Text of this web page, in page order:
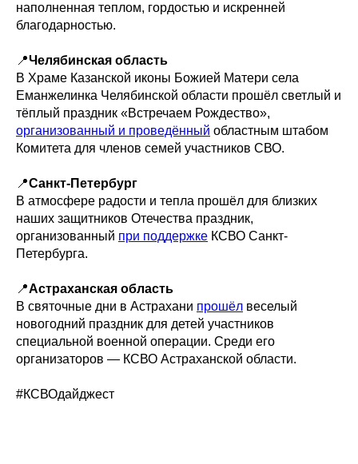
наполненная теплом, гордостью и искренней
благодарностью.
📍Челябинская область
В Храме Казанской иконы Божией Матери села
Еманжелинка Челябинской области прошёл светлый и
тёплый праздник «Встречаем Рождество»,
организованный и проведённый областным штабом
Комитета для членов семей участников СВО.
📍Санкт-Петербург
В атмосфере радости и тепла прошёл для близких
наших защитников Отечества праздник,
организованный при поддержке КСВО Санкт-
Петербурга.
📍Астраханская область
В святочные дни в Астрахани прошёл веселый
новогодний праздник для детей участников
специальной военной операции. Среди его
организаторов — КСВО Астраханской области.
#КСВОдайджест